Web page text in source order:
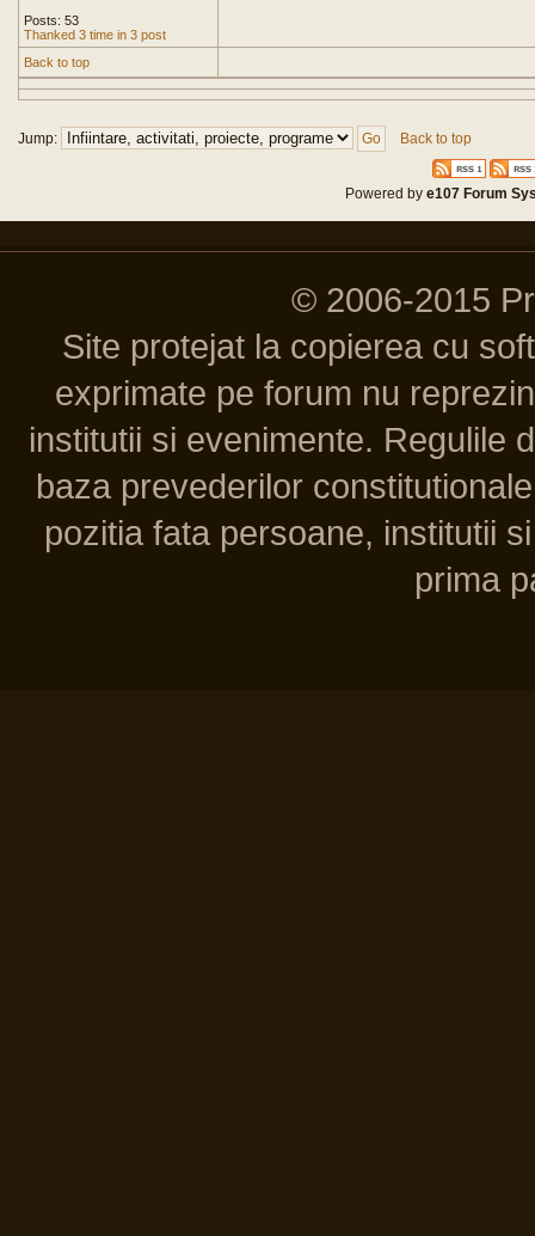
Posts: 53
Thanked 3 time in 3 post
Back to top
Jump: Back to top
Powered bye107 Forum
© 2006-2015
Site protejat la copierea cu
exprimate pe forum nu
institutii si evenimente. Regulile
baza prevederilor
pozitia fata persoane, institutii
prima